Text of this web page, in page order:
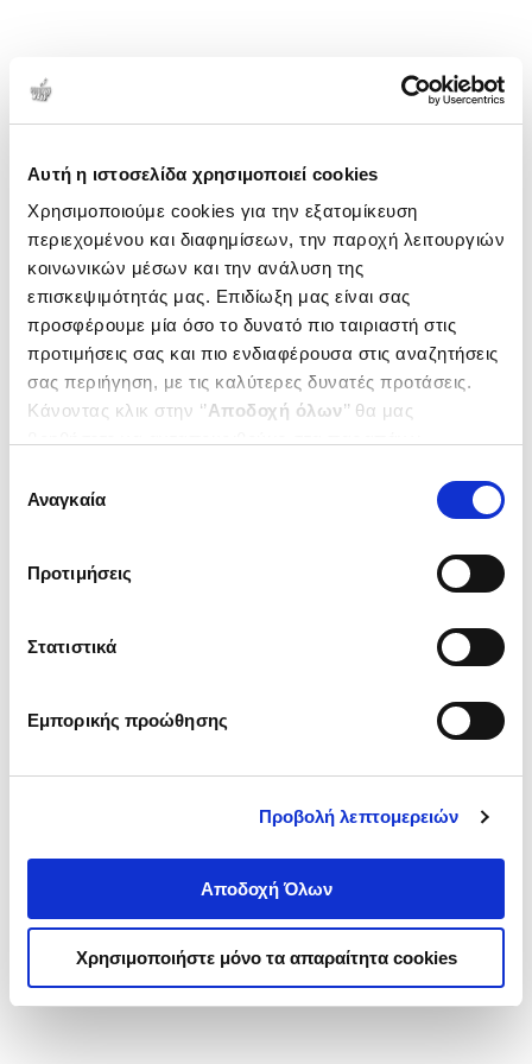
Αυτή η ιστοσελίδα χρησιμοποιεί cookies
Χρησιμοποιούμε cookies για την εξατομίκευση
περιεχομένου και διαφημίσεων, την παροχή λειτουργιών
κοινωνικών μέσων και την ανάλυση της
επισκεψιμότητάς μας. Επιδίωξη μας είναι σας
προσφέρουμε μία όσο το δυνατό πιο ταιριαστή στις
προτιμήσεις σας και πιο ενδιαφέρουσα στις αναζητήσεις
σας περιήγηση, με τις καλύτερες δυνατές προτάσεις.
Κάνοντας κλικ στην ‘’Αποδοχή όλων’’ θα μας
ενδιαφέρουν και να επιλέξετε από τα παρακάτω με την
΄΄και να ενημερωθείτε σχετικά με
συγκατάθεσης
Αναγκαία
Προτιμήσεις
Στατιστικά
Εμπορικής προώθησης
Προβολή λεπτομερειών
Αποδοχή Όλων
Χρησιμοποιήστε μόνο τα απαραίτητα cookies